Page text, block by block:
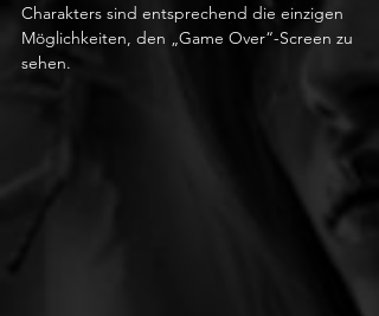
Charakters sind entsprechend die einzigen
Möglichkeiten, den „Game Over“-Screen zu
sehen.